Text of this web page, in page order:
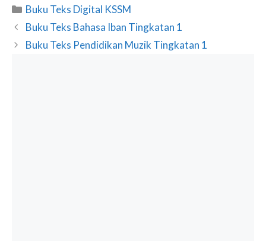
Categories
Buku Teks Digital KSSM
Buku Teks Bahasa Iban Tingkatan 1
Buku Teks Pendidikan Muzik Tingkatan 1